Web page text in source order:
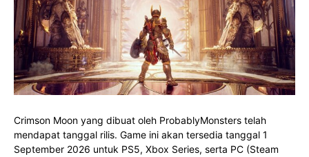
Crimson Moon yang dibuat oleh ProbablyMonsters telah
mendapat tanggal rilis. Game ini akan tersedia tanggal 1
September 2026 untuk PS5, Xbox Series, serta PC (Steam